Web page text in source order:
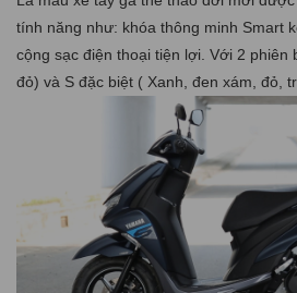
tính năng như: khóa thông minh Smart
cộng sạc điện thoại tiện lợi. Với 2 phiên
đỏ) và S đặc biệt ( Xanh, đen xám, đỏ,